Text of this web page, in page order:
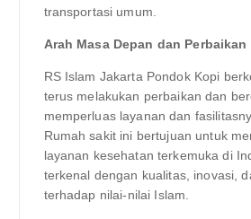
transportasi umum.
Arah Masa Depan dan
RS Islam Jakarta Pondok Kopi
terus melakukan perbaikan dan
memperluas layanan dan
Rumah sakit ini bertujuan untuk
layanan kesehatan terkemuka di
terkenal dengan kualitas, inovasi,
terhadap nilai-nilai Islam.